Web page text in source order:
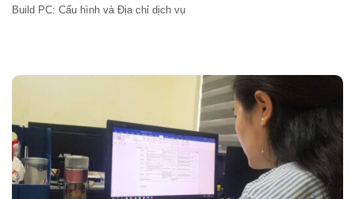
Build PC: Cấu hình và Địa chỉ dịch vụ